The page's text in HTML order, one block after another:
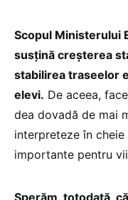
Scopul Ministerului
susțină creșterea
stabilirea traseelor
elevi. De aceea,
dea dovadă de mai
interpreteze în
importante pentru
Sperăm, totodată,